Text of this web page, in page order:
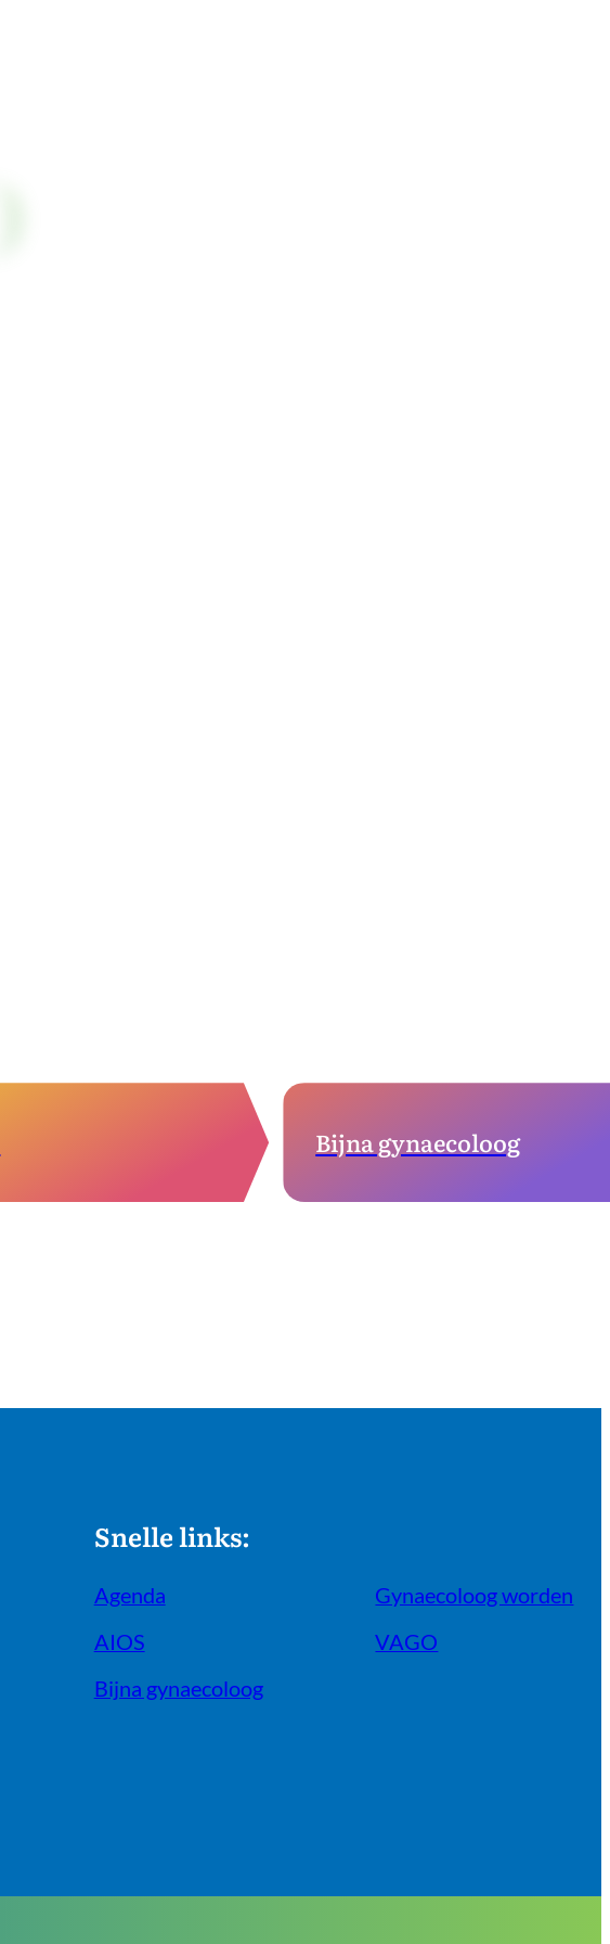
Bijna gynaecoloog
Snelle links:
Agenda
Gynaecoloog worden
AIOS
VAGO
Bijna gynaecoloog